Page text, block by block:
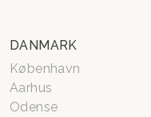
DANMARK
København
Aarhus
Odense